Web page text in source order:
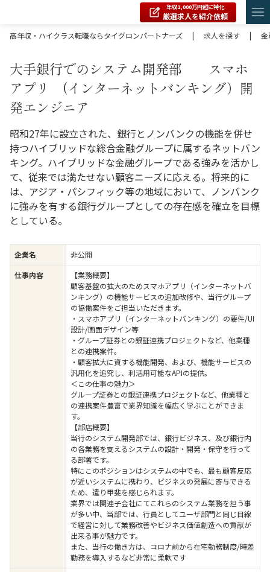
年収1,000万円超に特化
厳選求人を紹介依頼
高年収・ハイクラス転職ならタイグロンパートナーズ
| 求人を探す | 金
大手銀行でのシステム開発部 スマホ
アプリ (インターネットバンキング）開
発エンジニア
昭和27年に設立された、銀行とノンバンクの機能を併せ
持つハイブリッドな総合金融グループに属するネットバン
キング。ハイブリッドな金融グループである強みを活かし
て、従来では満たせない顧客ニーズに応える。将来的に
は、アジア・パシフィック等の地域において、ノンバンク
に強みを有する銀行グループとしての存在感を確立を目標
としている。
企業名
非公開
仕事内容
【業務概要】
顧客基盤の拡大のためスマホアプリ（インターネットバ
ンキング）の機能サービスの追加改修や、当行グループ
の協働案件をご担当いただきます。
・スマホアプリ（インターネットバンキング）の要件/UI
設計/画面デザイン等
・グループ証券との銀証連携プロジェクトなど、他業種
との連携案件。
・顧客拡大に資する機能開発、および、機能サービスの
汎用化を追究し、利活用可能なAPIの提供。
＜この仕事の魅力＞
グループ証券との銀証連携プロジェクトなど、他業種と
の連携案件豊富で業界知識を幅広く学ぶことができま
す。
【部店概要】
当行のシステム開発部では、銀行ビジネス、及び銀行内
の各業務を支えるシステムの設計・開発・保守を行って
る部署です。
特にこのポジションはシステムの中でも、最も顧客反応
が近いシステムに携わり、ビジネスの発展に寄与できる
ため、遣り甲斐を感じられます。
業界では関連子会社にてこれらのシステム業務を担う事
が多い中、当部では、行員としてユーザ部門と同じ目線
で経営に対して業務改善やビジネス価値創造への貢献が
出来る事が魅力です。
また、当行の働き方は、コロナ前から在宅勤務制度/時差
勤務を導入するなど非常に柔軟です